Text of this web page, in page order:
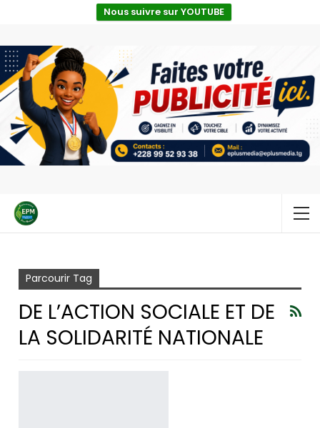
Nous suivre sur YOUTUBE
Parcourir Tag
DE L’ACTION SOCIALE ET DE
LA SOLIDARITÉ NATIONALE